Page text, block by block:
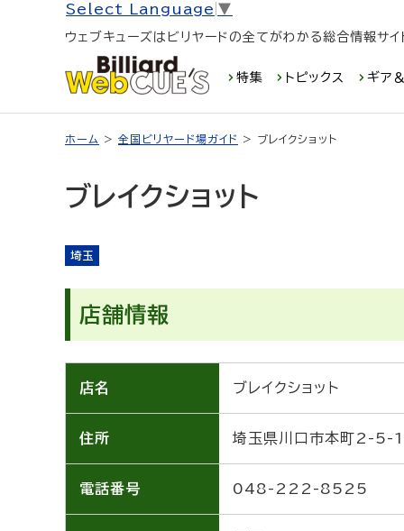
Select Language ▼
ウェブキューズはビリヤードの全てがわかる総合情報サイ
特集 トピックス ギア
ホーム > 全国ビリヤード場ガイド > ブレイクショット
ブレイクショット
埼玉
店舗情報
店名 ブレイクショット
住所 埼玉県川口市本町2-5-1
電話番号 048-222-8525